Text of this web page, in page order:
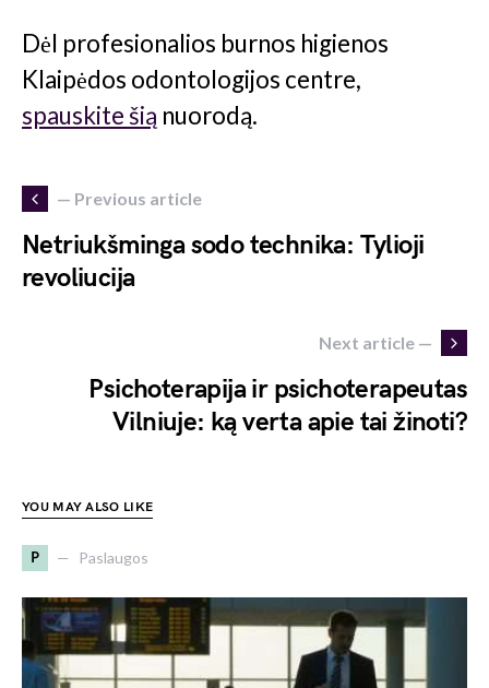
Dėl profesionalios burnos higienos
Klaipėdos odontologijos centre,
spauskite šią nuorodą.
— Previous article
Netriukšminga sodo technika: Tylioji
revoliucija
Next article —
Psichoterapija ir psichoterapeutas
Vilniuje: ką verta apie tai žinoti?
YOU MAY ALSO LIKE
P Paslaugos